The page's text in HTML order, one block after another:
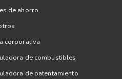
de ahorro
corporativa
de combustibles
de patentamiento